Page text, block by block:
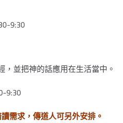
9:30
，並把神的話應用在生活當中。
9:30
需求，傳道人可另外安排。